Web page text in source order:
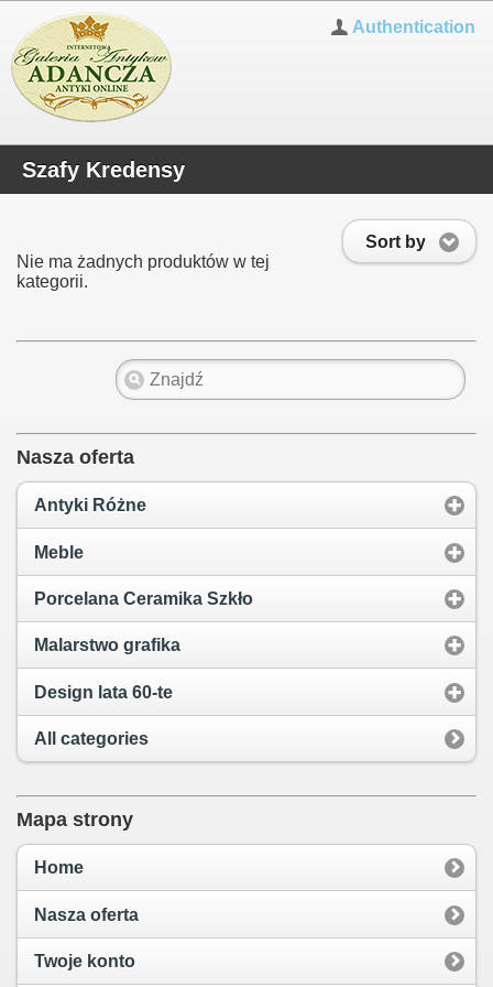
Authentication
Szafy Kredensy
Sort by
Nie ma żadnych produktów w tej
kategorii.
Nasza oferta
Antyki Różne
Meble
Porcelana Ceramika Szkło
Malarstwo grafika
Design lata 60-te
All categories
Mapa strony
Home
Nasza oferta
Twoje konto